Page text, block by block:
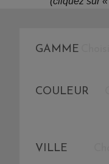
GAMME
COULEUR
VILLE